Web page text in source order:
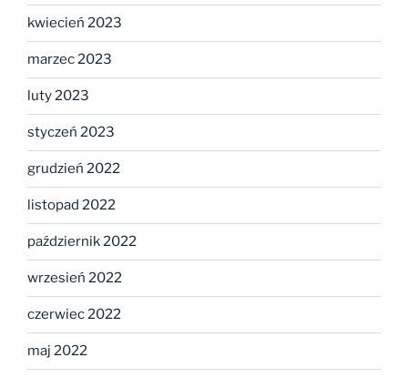
kwiecień 2023
marzec 2023
luty 2023
styczeń 2023
grudzień 2022
listopad 2022
październik 2022
wrzesień 2022
czerwiec 2022
maj 2022